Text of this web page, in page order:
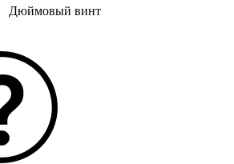
Дюймовый винт